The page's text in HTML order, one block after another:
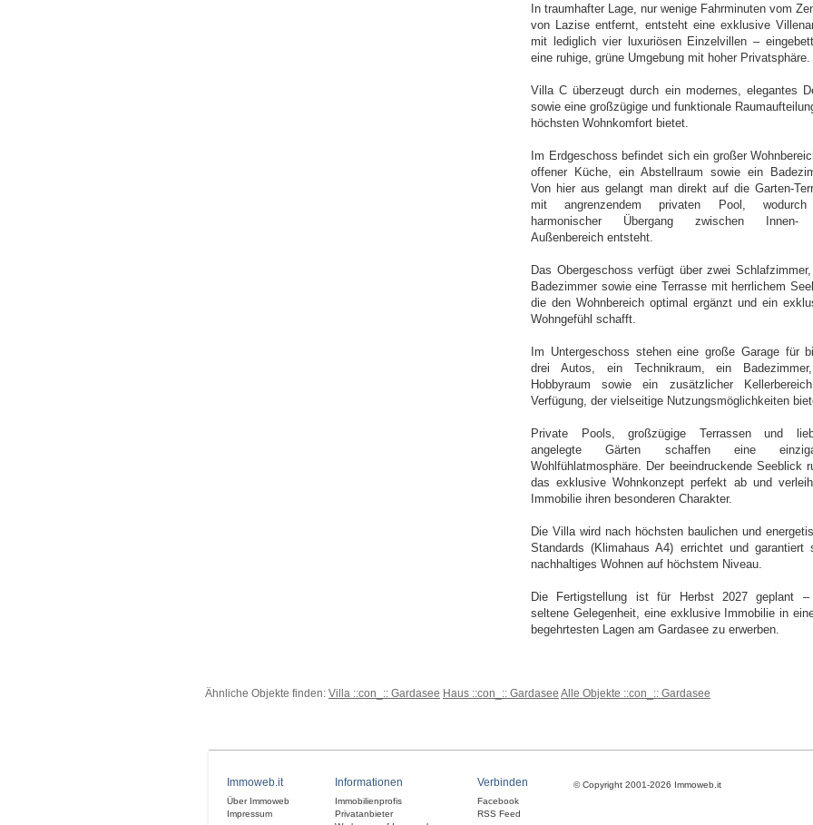
In traumhafter Lage, nur wenige Fahrminuten vom
von Lazise entfernt, entsteht eine exklusive
mit lediglich vier luxuriösen Einzelvillen –
eine ruhige, grüne Umgebung mit hoher Privatsphäre.
Villa C überzeugt durch ein modernes, elegantes
sowie eine großzügige und funktionale
höchsten Wohnkomfort bietet.
Im Erdgeschoss befindet sich ein großer
offener Küche, ein Abstellraum sowie ein
Von hier aus gelangt man direkt auf die Garten-
mit angrenzendem privaten Pool,
harmonischer Übergang zwischen Innen-
Außenbereich entsteht.
Das Obergeschoss verfügt über zwei
Badezimmer sowie eine Terrasse mit herrlichem
die den Wohnbereich optimal ergänzt und ein
Wohngefühl schafft.
Im Untergeschoss stehen eine große Garage für
drei Autos, ein Technikraum, ein
Hobbyraum sowie ein zusätzlicher
Verfügung, der vielseitige Nutzungsmöglichkeiten
Private Pools, großzügige Terrassen und
angelegte Gärten schaffen eine
Wohlfühlatmosphäre. Der beeindruckende Seeblick
das exklusive Wohnkonzept perfekt ab und
Immobilie ihren besonderen Charakter.
Die Villa wird nach höchsten baulichen und
Standards (Klimahaus A4) errichtet und garantiert
nachhaltiges Wohnen auf höchstem Niveau.
Die Fertigstellung ist für Herbst 2027 geplant –
seltene Gelegenheit, eine exklusive Immobilie in
begehrtesten Lagen am Gardasee zu erwerben.
Ähnliche Objekte finden: Villa ::con_:: Gardasee Haus ::con_:: Gardasee Alle Objekte ::con_:: Gardasee
Immoweb.it
Über Immoweb
Impressum
Informationen
Immobilienprofis
Privatanbieter
Verbinden
Facebook
RSS Feed
© Copyright 2001-2026 Immoweb.it